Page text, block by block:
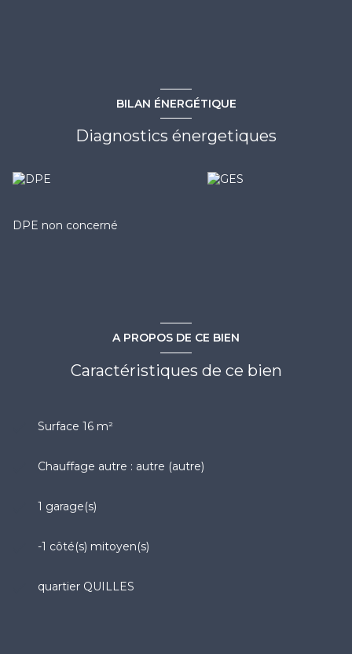
BILAN ÉNERGÉTIQUE
Diagnostics énergetiques
DPE non concerné
A PROPOS DE CE BIEN
Caractéristiques de ce bien
Surface 16 m²
Chauffage autre : autre (autre)
1 garage(s)
-1 côté(s) mitoyen(s)
quartier QUILLES